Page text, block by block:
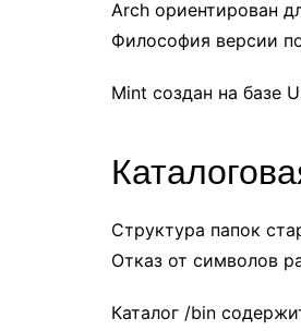
Arch ориентирован
Философия версии
Mint создан на базе
Структура папок
Отказ от символов
Каталог /bin